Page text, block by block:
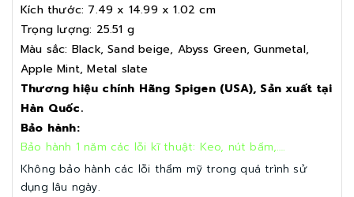
Kích thước: 7.49 x 14.99 x 1.02 cm
Trọng lượng: 25.51 g
Màu sắc: Black, Sand beige, Abyss Green, Gunmetal,
Apple Mint, Metal slate
Thương hiệu chính Hãng Spigen (USA), Sản xuất tại
Hàn Quốc.
Bảo hành:
Bảo hành 1 năm các lỗi kĩ thuật: Keo, nút bấm,….
Không bảo hành các lỗi thẩm mỹ trong quá trình sử
dụng lâu ngày.